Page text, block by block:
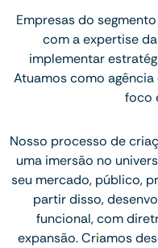
Empresas do
com a expertise
implementar
Atuamos como
foco
Nosso processo de
uma imersão no
seu mercado, público,
partir disso,
funcional, com
expansão. Criamos